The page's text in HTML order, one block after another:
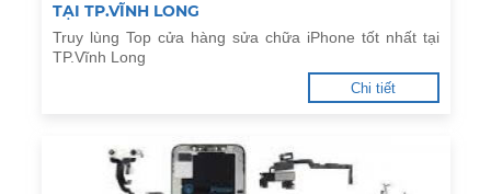
TẠI TP.VĨNH LONG
Truy lùng Top cửa hàng sửa chữa iPhone tốt nhất tại
TP.Vĩnh Long
Chi tiết